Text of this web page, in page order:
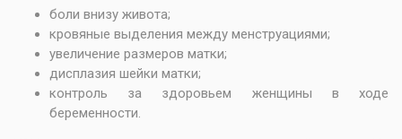
боли внизу живота;
кровяные выделения между менструациями;
увеличение размеров матки;
дисплазия шейки матки;
контроль за здоровьем женщины в ходе
беременности.